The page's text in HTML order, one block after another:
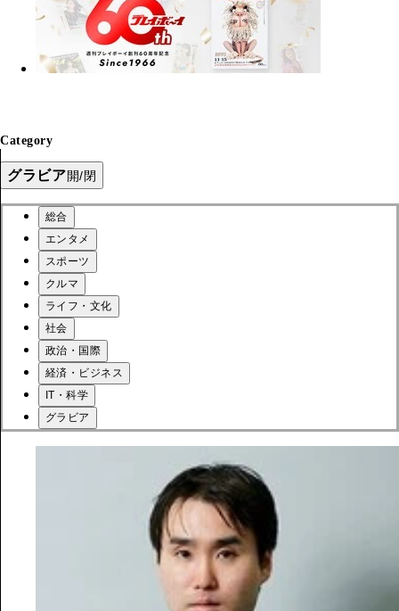
Category
グラビア開/閉
総合
エンタメ
スポーツ
クルマ
ライフ・文化
社会
政治・国際
経済・ビジネス
IT・科学
グラビア